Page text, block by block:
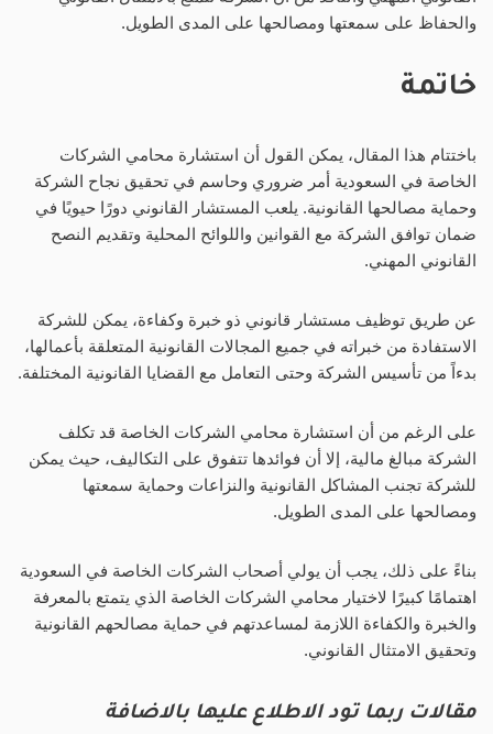
والحفاظ على سمعتها ومصالحها على المدى الطويل.
خاتمة
باختتام هذا المقال، يمكن القول أن استشارة محامي الشركات
الخاصة في السعودية أمر ضروري وحاسم في تحقيق نجاح الشركة
وحماية مصالحها القانونية. يلعب المستشار القانوني دورًا حيويًا في
ضمان توافق الشركة مع القوانين واللوائح المحلية وتقديم النصح
القانوني المهني.
عن طريق توظيف مستشار قانوني ذو خبرة وكفاءة، يمكن للشركة
الاستفادة من خبراته في جميع المجالات القانونية المتعلقة بأعمالها،
بدءاً من تأسيس الشركة وحتى التعامل مع القضايا القانونية المختلفة.
على الرغم من أن استشارة محامي الشركات الخاصة قد تكلف
الشركة مبالغ مالية، إلا أن فوائدها تتفوق على التكاليف، حيث يمكن
للشركة تجنب المشاكل القانونية والنزاعات وحماية سمعتها
ومصالحها على المدى الطويل.
بناءً على ذلك، يجب أن يولي أصحاب الشركات الخاصة في السعودية
اهتمامًا كبيرًا لاختيار محامي الشركات الخاصة الذي يتمتع بالمعرفة
والخبرة والكفاءة اللازمة لمساعدتهم في حماية مصالحهم القانونية
وتحقيق الامتثال القانوني.
مقالات ربما تود الاطلاع عليها بالاضافة